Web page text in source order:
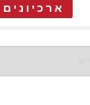
ארכיונים